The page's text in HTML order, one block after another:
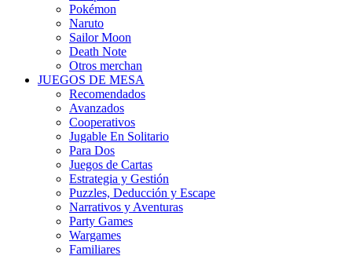
Pokémon
Naruto
Sailor Moon
Death Note
Otros merchan
JUEGOS DE MESA
Recomendados
Avanzados
Cooperativos
Jugable En Solitario
Para Dos
Juegos de Cartas
Estrategia y Gestión
Puzzles, Deducción y Escape
Narrativos y Aventuras
Party Games
Wargames
Familiares